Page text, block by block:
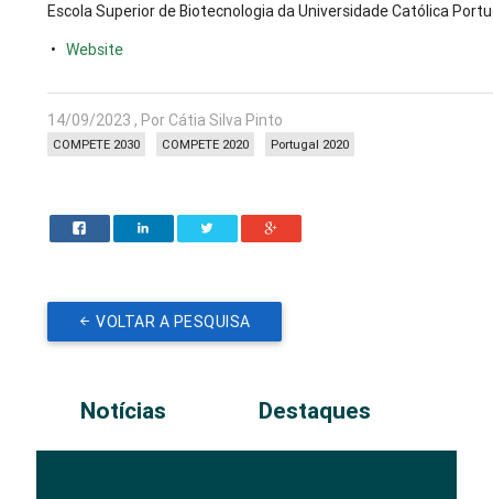
Escola Superior de Biotecnologia da Universidade Católica
•Website
14/09/2023 , Por Cátia Silva Pinto
Portugal 2020
COMPETE 2020
COMPETE 2030
VOLTAR A PESQUISA
Notícias Destaques